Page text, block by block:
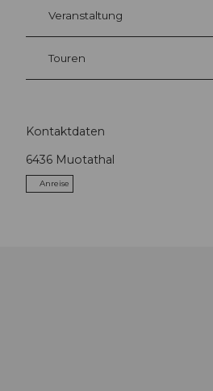
Veranstaltung
Touren
Kontaktdaten
6436 Muotathal
Anreise